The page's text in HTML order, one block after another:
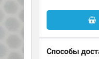
Способы